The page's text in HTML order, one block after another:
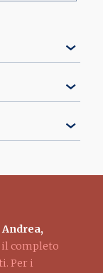
il completo
Per i